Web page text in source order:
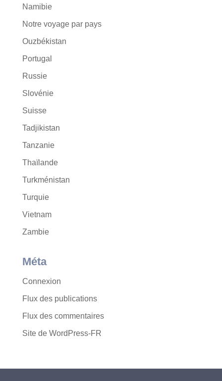
Namibie
Notre voyage par pays
Ouzbékistan
Portugal
Russie
Slovénie
Suisse
Tadjikistan
Tanzanie
Thaïlande
Turkménistan
Turquie
Vietnam
Zambie
Méta
Connexion
Flux des publications
Flux des commentaires
Site de WordPress-FR